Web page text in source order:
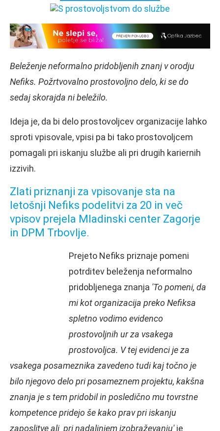
Beleženje neformalno pridobljenih znanj v orodju
Nefiks. Požrtvovalno prostovoljno delo, ki se do
sedaj skorajda ni beležilo.
Ideja je, da bi delo prostovoljcev organizacije lahko
sproti vpisovale, vpisi pa bi tako prostovoljcem
pomagali pri iskanju službe ali pri drugih kariernih
izzivih.
Zlati priznanji za vpisovanje sta na
letošnji Nefiks podelitvi za 20 in več
vpisov prejela Mladinski center Zagorje
in DPM Trbovlje.
Prejeto Nefiks priznaje pomeni
potrditev beleženja neformalno
pridobljenega znanja 'To pomeni, da
mi kot organizacija preko Nefiksa
spletno vodimo evidenco
prostovoljnih ur za vsakega
prostovoljca. V tej evidenci je za
vsakega posameznika zavedeno tudi kaj točno je
bilo njegovo delo pri posameznem projektu, kakšna
znanja je s tem pridobil in posledično mu tovrstne
kompetence pridejo še kako prav pri iskanju
zaposlitve ali pri nadaljnjem izobraževanju'je